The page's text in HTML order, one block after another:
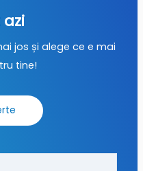
jos și alege ce e mai
tine!